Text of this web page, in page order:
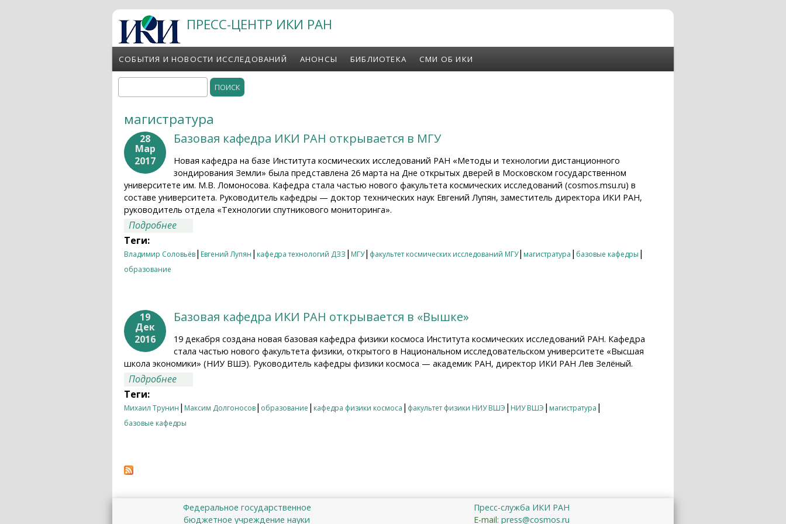
Перейти к основному содержанию ПРЕСС-ЦЕНТР ИКИ РАН
СОБЫТИЯ И НОВОСТИ ИССЛЕДОВАНИЙ АНОНСЫ БИБЛИОТЕКА СМИ ОБ ИКИ
Форма поиска
магистратура
28
Мар
2017
Базовая кафедра ИКИ РАН открывается в МГУ
Новая кафедра на базе Института космических исследований РАН «Методы и технологии дистанционного
зондирования Земли» была представлена 26 марта на Дне открытых дверей в Московском государственном
университете им. М.В. Ломоносова. Кафедра стала частью нового факультета космических исследований (cosmos.msu.ru) в
составе университета. Руководитель кафедры — доктор технических наук Евгений Лупян, заместитель директора ИКИ РАН,
руководитель отдела «Технологии спутникового мониторинга».
Подробнее
Теги:
Владимир Соловьёв| Евгений Лупян | кафедра технологий ДЗЗ | МГУ| факультет космических исследований МГУ| магистратура | базовые кафедры |
образование
19
Дек
2016
Базовая кафедра ИКИ РАН открывается в «Вышке»
19 декабря создана новая базовая кафедра физики космоса Института космических исследований РАН. Кафедра
стала частью нового факультета физики, открытого в Национальном исследовательском университете «Высшая
школа экономики» (НИУ ВШЭ). Руководитель кафедры физики космоса — академик РАН, директор ИКИ РАН Лев Зелёный.
Подробнее
Теги:
Михаил Трунин | Максим Долгоносов| образование | кафедра физики космоса | факультет физики НИУ ВШЭ | НИУ ВШЭ | магистратура |
базовые кафедры
Федеральное государственное
бюджетное учреждение науки
Пресс-служба ИКИ РАН
E-mail: press@cosmos.ru